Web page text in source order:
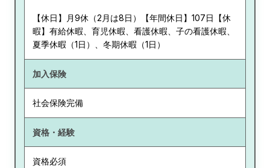
【休日】月9休（2月は8日）【年間休日】107日【休
暇】有給休暇、育児休暇、看護休暇、子の看護休暇、
夏季休暇（1日）、冬期休暇（1日）
加入保険
社会保険完備
資格・経験
資格必須